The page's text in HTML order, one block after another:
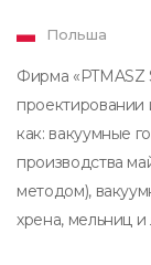
Польша
Фирма «PTMASZ
проектировании
как: вакуумные
производства
методом),
хрена, мельниц